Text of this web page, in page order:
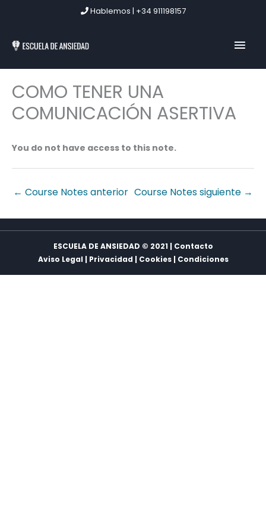
Hablemos | +34 911198157
COMO TENER UNA
COMUNICACIÓN ASERTIVA
You do not have access to this note.
← Course Notes anterior Course Notes siguiente →
ESCUELA DE ANSIEDAD © 2021 | Contacto
Aviso Legal | Privacidad | Cookies| Condiciones